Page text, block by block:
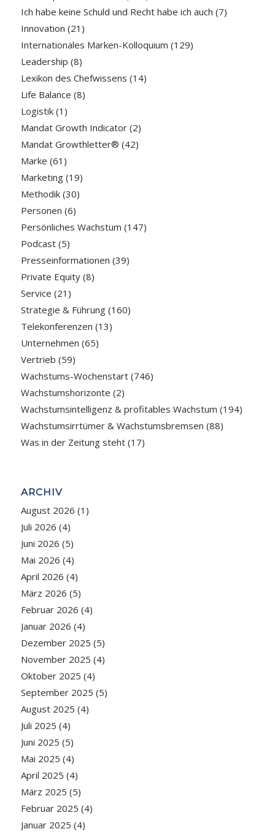
Ich habe keine Schuld und Recht habe ich auch (7)
Innovation (21)
Internationales Marken-Kolloquium (129)
Leadership (8)
Lexikon des Chefwissens (14)
Life Balance (8)
Logistik(1)
Mandat Growth Indicator(2)
Mandat Growthletter® (42)
Marke (61)
Marketing(19)
Methodik(30)
Personen (6)
Persönliches Wachstum (147)
Podcast(5)
Presseinformationen (39)
Private Equity(8)
Service (21)
Strategie & Führung(160)
Telekonferenzen (13)
Unternehmen (65)
Vertrieb (59)
Wachstums-Wochenstart(746)
Wachstumshorizonte (2)
Wachstumsintelligenz & profitables Wachstum (194)
Wachstumsirrtümer & Wachstumsbremsen (88)
Was in der Zeitung steht(17)
ARCHIV
August 2026 (1)
Juli 2026 (4)
Juni 2026 (5)
Mai 2026 (4)
April 2026 (4)
März 2026 (5)
Februar 2026 (4)
Januar 2026 (4)
Dezember 2025 (5)
November 2025 (4)
Oktober 2025 (4)
September 2025 (5)
August 2025 (4)
Juli 2025 (4)
Juni 2025 (5)
Mai 2025 (4)
April 2025 (4)
März 2025 (5)
Februar 2025 (4)
Januar 2025 (4)